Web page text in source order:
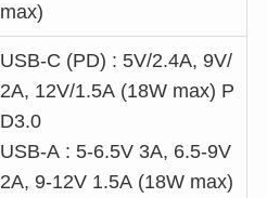
max)
USB-C (PD) : 5V/2.4A, 9V/
2A, 12V/1.5A (18W max) P
D3.0
USB-A : 5-6.5V 3A, 6.5-9V
2A, 9-12V 1.5A (18W max)